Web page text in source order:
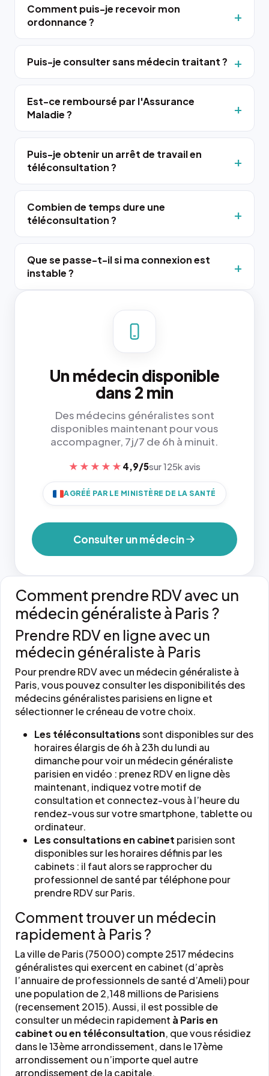
Comment puis-je recevoir mon
ordonnance ?
Puis-je consulter sans médecin traitant ?
Est-ce remboursé par l'Assurance
Maladie ?
Puis-je obtenir un arrêt de travail en
téléconsultation ?
Combien de temps dure une
téléconsultation ?
Que se passe-t-il si ma connexion est
instable ?
Un médecin disponible
dans 2 min
Des médecins généralistes sont
disponibles maintenant pour vous
accompagner, 7j/7 de 6h à minuit.
★★★★★ 4,9/5sur 125k avis
AGRÉÉ PAR LE MINISTÈRE DE LA SANTÉ
Consulter un médecin
Comment prendre RDV avec un
médecin généraliste à Paris ?
Prendre RDV en ligne avec un
médecin généraliste à Paris
Pour prendre RDV avec un médecin généraliste à
Paris, vous pouvez consulter les disponibilités des
médecins généralistes parisiens en ligne et
sélectionner le créneau de votre choix.
Les téléconsultationssont disponibles sur des
horaires élargis de 6h à 23h du lundi au
dimanche pour voir un médecin généraliste
parisien en vidéo : prenez RDV en ligne dès
maintenant, indiquez votre motif de
consultation et connectez-vous à l’heure du
rendez-vous sur votre smartphone, tablette ou
ordinateur.
Les consultations en cabinet parisien sont
disponibles sur les horaires définis par les
cabinets : il faut alors se rapprocher du
professionnel de santé par téléphone pour
prendre RDV sur Paris.
Comment trouver un médecin
rapidement à Paris ?
La ville de Paris (75000) compte 2517 médecins
généralistes qui exercent en cabinet (d’après
l’annuaire de professionnels de santé d’Ameli) pour
une population de 2,148 millions de Parisiens
(recensement 2015). Aussi, il est possible de
consulter un médecin rapidement à Paris en
cabinet ou en téléconsultation, que vous résidiez
dans le 13ème arrondissement, dans le 17ème
arrondissement ou n’importe quel autre
arrondissement de la capitale.